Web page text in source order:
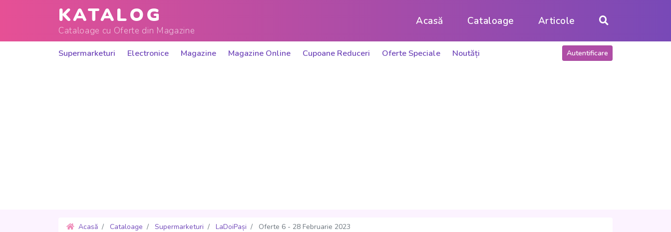
KATALOG
Cataloage cu Oferte din Magazine
Acasă Cataloage Articole
Supermarketuri Electronice Magazine Magazine Online Cupoane Reduceri Oferte Speciale Noutăți Autentificare
Acasă Cataloage Supermarketuri LaDoiPași Oferte 6 - 28 Februarie 2023